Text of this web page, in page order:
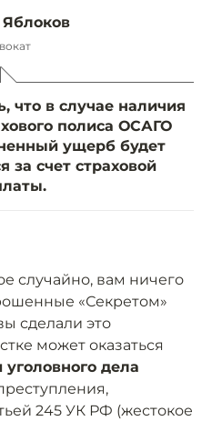
что в случае наличия
полиса ОСАГО
ущерб будет
за счет страховой
случайно, вам ничего
«Секретом»
сделали это
может оказаться
дела
245 УК РФ (жестокое